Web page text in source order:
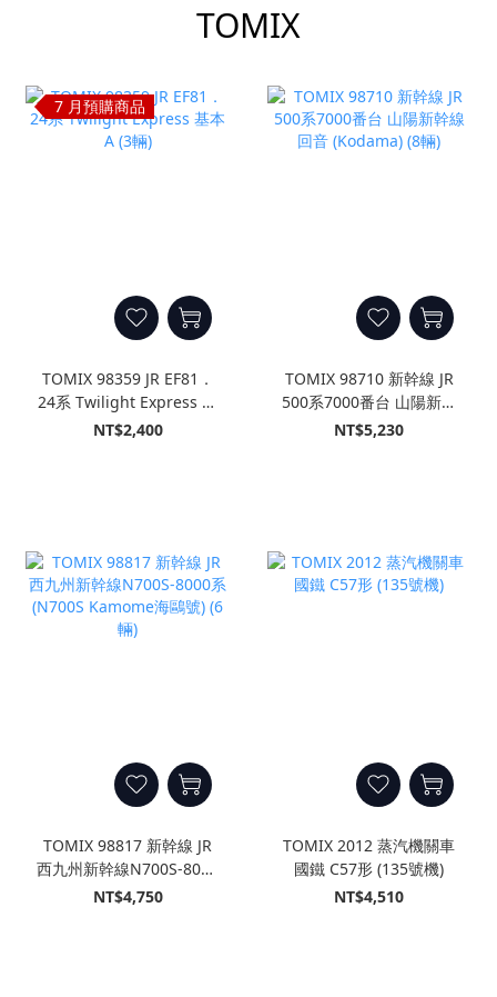
TOMIX
7 月預購商品
TOMIX 98359 JR EF81．
24系 Twilight Express 基
本A (3輛)
NT$2,400
TOMIX 98710 新幹線 JR
500系7000番台 山陽新幹
線 回音 (Kodama) (8輛)
NT$5,230
TOMIX 98817 新幹線 JR
西九州新幹線N700S-8000
系 (N700S Kamome海鷗
NT$4,750
TOMIX 2012 蒸汽機關車
國鐵 C57形 (135號機)
NT$4,510